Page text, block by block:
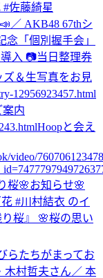
#佐藤綺星
／ AKB48 67thシ
念「個別握手会」
入 📷当日整理券
ズ＆生写真をお見
12956923457.html
案内
Hoopと会え
video/
桜🌸お知らせ🌸
#川村結衣 のイ
り桜』 🌸桜の思い
らたちがまってお
木村哲夫さん ／ 本